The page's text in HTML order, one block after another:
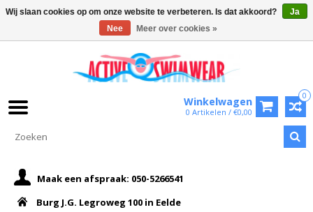
0
Winkelwagen
0 Artikelen / €0,00
Maak een afspraak: 050-5266541
Burg J.G. Legroweg 100 in Eelde
Wij slaan cookies op om onze website te verbeteren. Is dat akkoord?
Ja
Nee
Meer over cookies »